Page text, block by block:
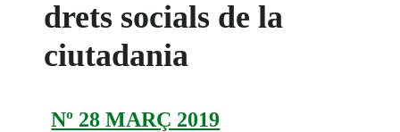
drets socials de la
ciutadania
Nº 28 MARÇ 2019